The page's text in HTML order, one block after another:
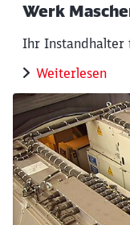
Werk
Ihr Instandhalter
Weiterlesen
Möchten
werden?